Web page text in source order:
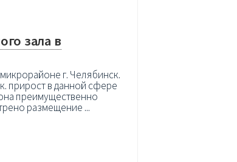
зала в
г. Челябинск.
прирост в данной сфере
преимущественно
размещение ...